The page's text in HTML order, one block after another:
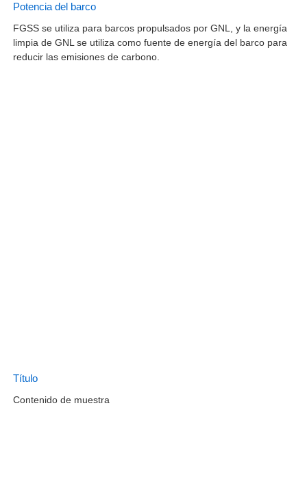
Potencia del barco
FGSS se utiliza para barcos propulsados por GNL, y la energía
limpia de GNL se utiliza como fuente de energía del barco para
reducir las emisiones de carbono.
Título
Contenido de muestra